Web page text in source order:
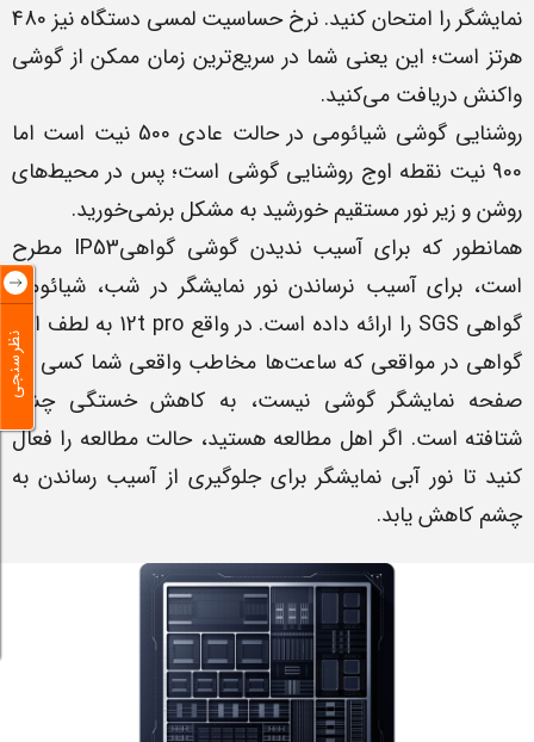
نمایشگر را امتحان کنید. نرخ حساسیت لمسی دستگاه نیز 480
هرتز است؛ این یعنی شما در سریع‌ترین زمان ممکن از گوشی
واکنش دریافت می‌کنید.
روشنایی گوشی شیائومی در حالت عادی 500 نیت است اما
900 نیت نقطه اوج روشنایی گوشی است؛ پس در محیط‌های
روشن و زیر نور مستقیم خورشید به مشکل برنمی‌خورید.
همانطور که برای آسیب ندیدن گوشی گواهیIP53 مطرح
است، برای آسیب نرساندن نور نمایشگر در شب، شیائومی
گواهی SGS را ارائه داده است. در واقع 12t pro به لطف این
گواهی در مواقعی که ساعت‌ها مخاطب واقعی شما کسی جز
صفحه نمایشگر گوشی نیست، به کاهش خستگی چشم
شتافته است. اگر اهل مطالعه هستید، حالت مطالعه را فعال
کنید تا نور آبی نمایشگر برای جلوگیری از آسیب رساندن به
چشم کاهش ‌یابد.
نظرسنجی